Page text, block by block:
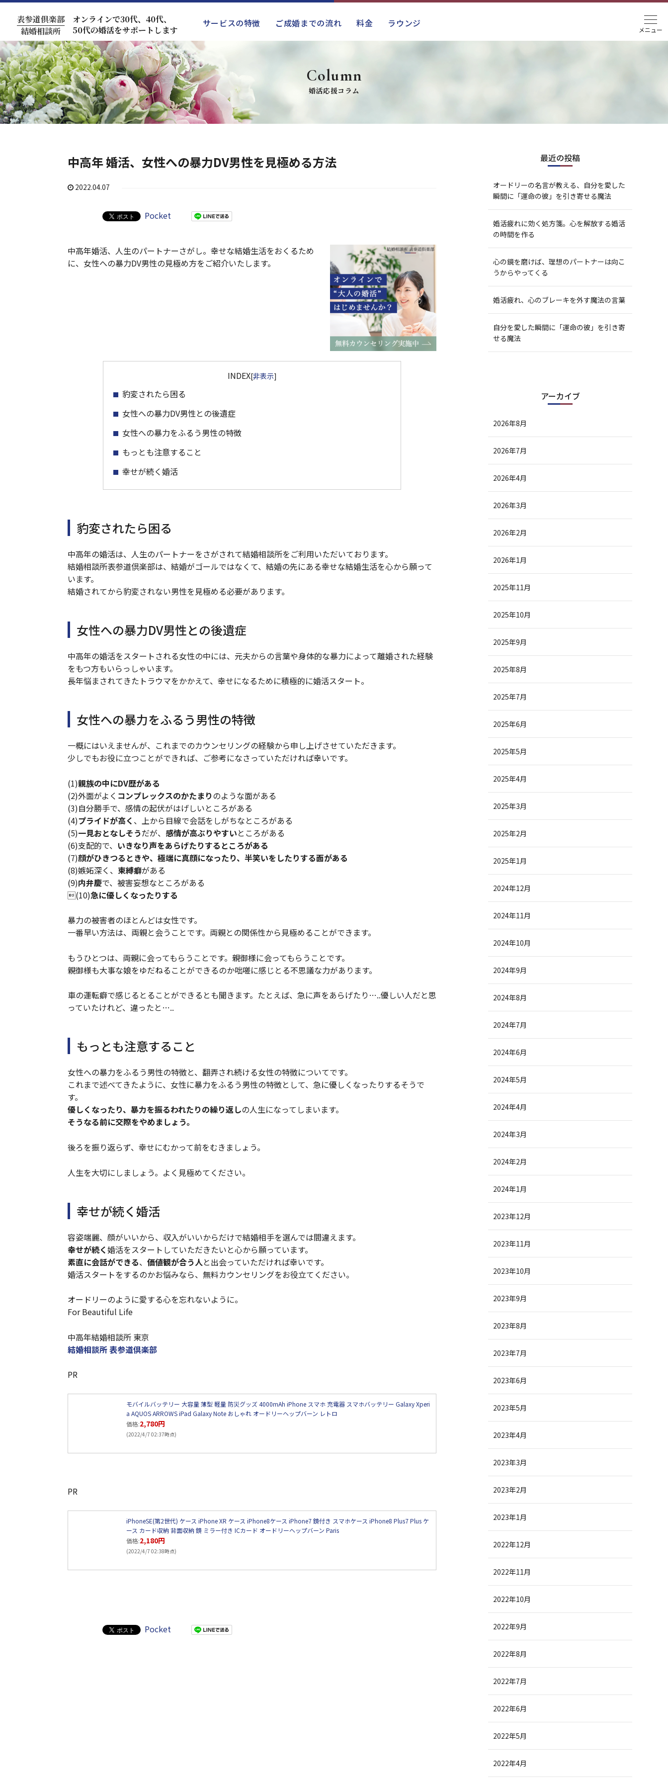
結婚相談所
表参道倶楽部
オンラインで30代、40代、
50代の婚活をサポートします
サービスの特徴 ご成婚までの流れ 料金 ラウンジ
Column
婚活応援コラム
中高年 婚活、女性への暴力DV男性を見極める方法
2022.04.07
Pocket
中高年婚活、人生のパートナーさがし。幸せな結婚生活をおくるため
に、女性への暴力DV男性の見極め方をご紹介いたします。
INDEX[非表示]
豹変されたら困る
女性への暴力DV男性との後遺症
女性への暴力をふるう男性の特徴
もっとも注意すること
幸せが続く婚活
豹変されたら困る
中高年の婚活は、人生のパートナーをさがされて結婚相談所をご利用いただいております。
結婚相談所表参道倶楽部は、結婚がゴールではなくて、結婚の先にある幸せな結婚生活を心から願って
います。
結婚されてから豹変されない男性を見極める必要があります。
女性への暴力DV男性との後遺症
中高年の婚活をスタートされる女性の中には、元夫からの言葉や身体的な暴力によって離婚された経験
をもつ方もいらっしゃいます。
長年悩まされてきたトラウマをかかえて、幸せになるために積極的に婚活スタート。
女性への暴力をふるう男性の特徴
一概にはいえませんが、これまでのカウンセリングの経験から申し上げさせていただきます。
少しでもお役に立つことができれば、ご参考になさっていただければ幸いです。
(1)親族の中にDV歴がある
(2)外面がよく コンプレックスのかたまりのような面がある
(3)自分勝手で、感情の起伏がはげしいところがある
(4)プライドが高く 、上から目線で会話をしがちなところがある
(5)一見おとなしそうだが、 感情が高ぶりやすいところがある
(6)支配的で、 いきなり声をあらげたりするところがある
(7)顔がひきつるときや、極端に真顔になったり、半笑いをしたりする面がある
(8)嫉妬深く、 束縛癖がある
(9)内弁慶で、被害妄想なところがある
(10)急に優しくなったりする
暴力の被害者のほとんどは女性です。
一番早い方法は、両親と会うことです。両親との関係性から見極めることができます。
もうひとつは、両親に会ってもらうことです。親御様に会ってもらうことです。
親御様も大事な娘をゆだねることができるのか咄嗟に感じとる不思議な力があります。
車の運転癖で感じるとることができるとも聞きます。たとえば、急に声をあらげたり…..優しい人だと思
っていたけれど、違ったと…..
もっとも注意すること
女性への暴力をふるう男性の特徴と、翻弄され続ける女性の特徴についてです。
これまで述べてきたように、女性に暴力をふるう男性の特徴として、急に優しくなったりするそうで
す。
優しくなったり、暴力を振るわれたりの繰り返しの人生になってしまいます。
そうなる前に交際をやめましょう。
後ろを振り返らず、幸せにむかって前をむきましょう。
人生を大切にしましょう。よく見極めてください。
幸せが続く婚活
容姿端麗、顔がいいから、収入がいいからだけで結婚相手を選んでは間違えます。
幸せが続く婚活をスタートしていただきたいと心から願っています。
素直に会話ができる、 価値観が合う人と出会っていただければ幸いです。
婚活スタートをするのかお悩みなら、無料カウンセリングをお役立てください。
オードリーのように愛する心を忘れないように。
For Beautiful Life
中高年結婚相談所 東京
結婚相談所 表参道倶楽部
PR
モバイルバッテリー 大容量 薄型 軽量 防災グッズ 4000mAh iPhone スマホ 充電器 スマホバッテリー Galaxy Xperi
a AQUOS ARROWS iPad Galaxy Note おしゃれ オードリーヘップバーン レトロ
価格:2,780円
(2022/4/7 02:37時点)
PR
iPhoneSE(第2世代) ケース iPhone XR ケース iPhone8ケース iPhone7 鏡付き スマホケース iPhone8 Plus7 Plus ケ
ース カード収納 背面収納 鏡 ミラー付き ICカード オードリーヘップバーン Paris
価格:2,180円
(2022/4/7 02:38時点)
Pocket
最近の投稿
オードリーの名言が教える、自分を愛した
瞬間に「運命の彼」を引き寄せる魔法
婚活疲れに効く処方箋。心を解放する婚活
の時間を作る
心の鏡を磨けば、理想のパートナーは向こ
うからやってくる
婚活疲れ、心のブレーキを外す魔法の言葉
自分を愛した瞬間に「運命の彼」を引き寄
せる魔法
アーカイブ
2026年8月
2026年7月
2026年4月
2026年3月
2026年2月
2026年1月
2025年11月
2025年10月
2025年9月
2025年8月
2025年7月
2025年6月
2025年5月
2025年4月
2025年3月
2025年2月
2025年1月
2024年12月
2024年11月
2024年10月
2024年9月
2024年8月
2024年7月
2024年6月
2024年5月
2024年4月
2024年3月
2024年2月
2024年1月
2023年12月
2023年11月
2023年10月
2023年9月
2023年8月
2023年7月
2023年6月
2023年5月
2023年4月
2023年3月
2023年2月
2023年1月
2022年12月
2022年11月
2022年10月
2022年9月
2022年8月
2022年7月
2022年6月
2022年5月
2022年4月